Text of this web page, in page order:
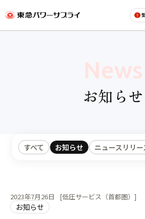
ページの本文へ
News
お知らせ
すべて お知らせ ニュースリリー
2023年7月26日 [低圧サービス（首都圏）]
お知らせ